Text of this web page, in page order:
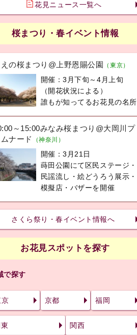
花見ニュース一覧へ
桜まつり・春イベント情報
の桜まつり@上野恩賜公園 （東京）
開催：3月下旬～4月上旬
（開花状況による）
誰もが知ってるお花見の名所
～15:00みなみ桜まつり@大岡川プ
ナード
（神奈川）
開催：3月21日
蒔田公園にて区民ステージ・
民謡流し・絵どうろう展示・
模擬店・バザーを開催
さくら祭り・春イベント情報へ
お花見スポットを探す
で探す
京 京都 福岡
関西